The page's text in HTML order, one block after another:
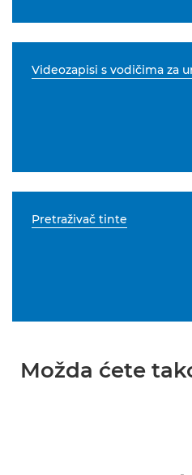
Videozapisi s vodičima za
Pretraživač tinte
Možda ćete